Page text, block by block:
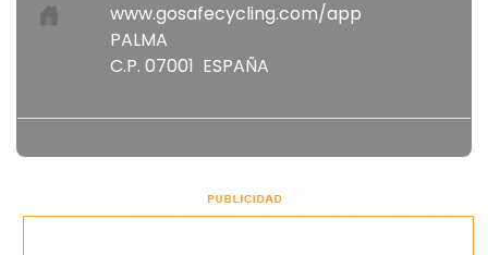
www.gosafecycling.com/app
PALMA
C.P. 07001 ESPAÑA